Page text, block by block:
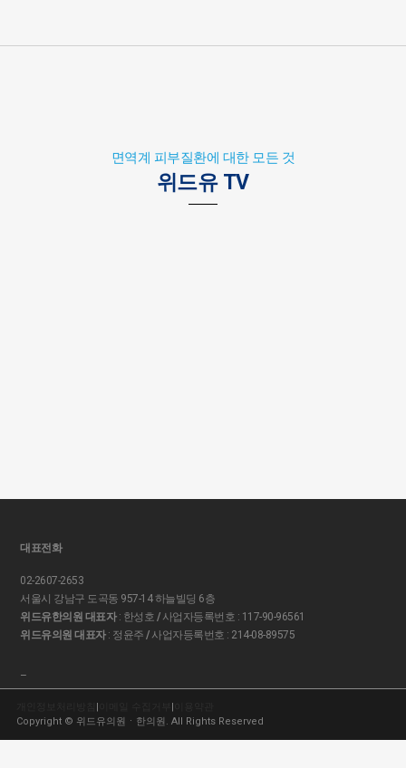
면역계 피부질환에 대한 모든 것
위드유 TV
대표전화
02-2607-2653
서울시 강남구 도곡동 957-14 하늘빌딩 6층
위드유한의원 대표자: 한성호 /사업자등록번호 : 117-90-96561
위드유의원 대표자: 정윤주/사업자등록번호 : 214-08-89575
–
| |
Copyright © 위드유의원ㆍ한의원. All Rights Reserved